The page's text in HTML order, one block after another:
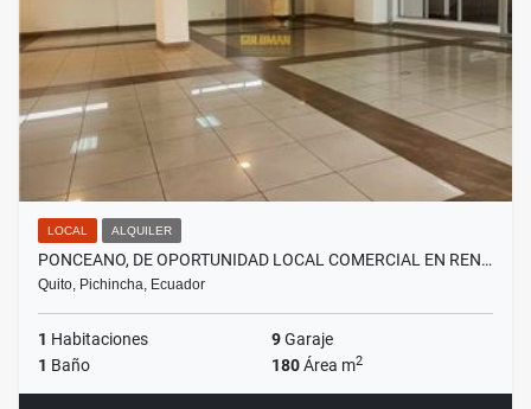
LOCAL ALQUILER
PONCEANO, DE OPORTUNIDAD LOCAL COMERCIAL EN REN…
Quito, Pichincha, Ecuador
1 Habitaciones 9Garaje
1 Baño 180Área m2